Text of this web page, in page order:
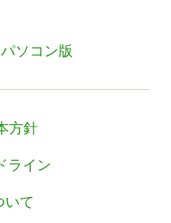
パソコン版
方針
ライン
いて